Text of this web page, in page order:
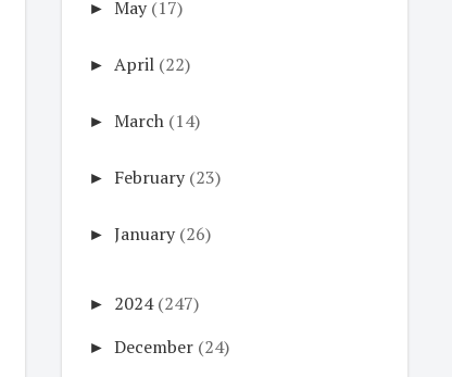
► May (17)
► April (22)
► March (14)
► February (23)
► January (26)
► 2024 (247)
► December (24)